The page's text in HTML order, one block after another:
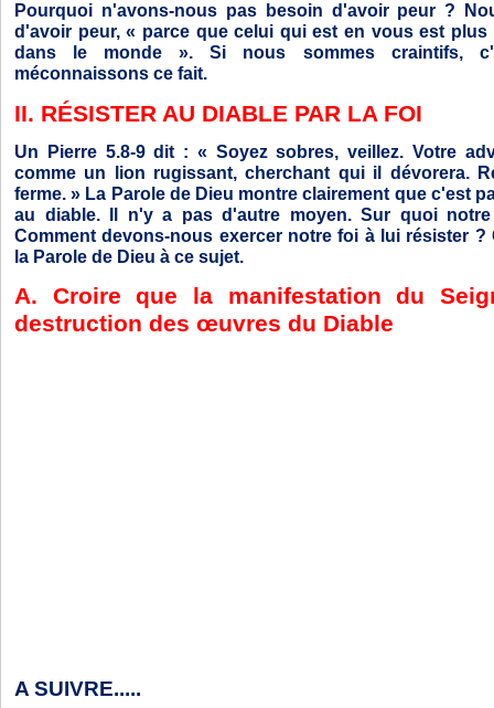
Pourquoi n'avons-nous pas besoin d'avoir peur ?
d'avoir peur, « parce que celui qui est en vous est
dans le monde ». Si nous sommes craintifs,
méconnaissons ce fait.
II. RÉSISTER AU DIABLE PAR LA FOI
Un Pierre 5.8-9 dit : « Soyez sobres, veillez. Votre
comme un lion rugissant, cherchant qui il dévorera.
ferme. » La Parole de Dieu montre clairement que c'est
au diable. Il n'y a pas d'autre moyen. Sur quoi
Comment devons-nous exercer notre foi à lui résister
la Parole de Dieu à ce sujet.
A. Croire que la manifestation du
destruction des œuvres du Diable
A SUIVRE.....